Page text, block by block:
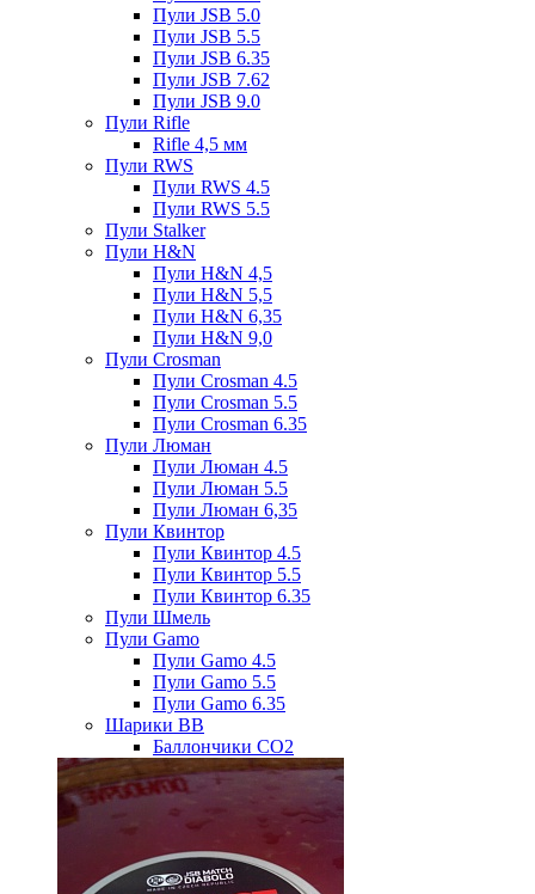
Пули JSB 5.0
Пули JSB 5.5
Пули JSB 6.35
Пули JSB 7.62
Пули JSB 9.0
Пули Rifle
Rifle 4,5 мм
Пули RWS
Пули RWS 4.5
Пули RWS 5.5
Пули Stalker
Пули H&N
Пули H&N 4,5
Пули H&N 5,5
Пули H&N 6,35
Пули H&N 9,0
Пули Crosman
Пули Crosman 4.5
Пули Crosman 5.5
Пули Crosman 6.35
Пули Люман
Пули Люман 4.5
Пули Люман 5.5
Пули Люман 6,35
Пули Квинтор
Пули Квинтор 4.5
Пули Квинтор 5.5
Пули Квинтор 6.35
Пули Шмель
Пули Gamo
Пули Gamo 4.5
Пули Gamo 5.5
Пули Gamo 6.35
Шарики BB
Баллончики CO2